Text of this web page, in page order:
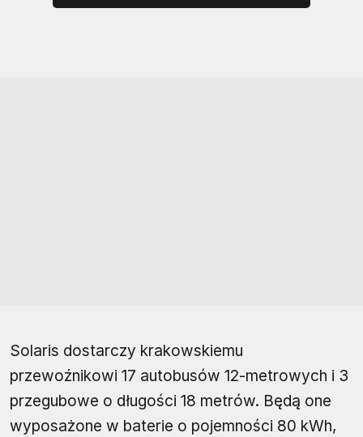
Solaris dostarczy krakowskiemu
przewoźnikowi 17 autobusów 12-metrowych i 3
przegubowe o długości 18 metrów. Będą one
wyposażone w baterie o pojemności 80 kWh,